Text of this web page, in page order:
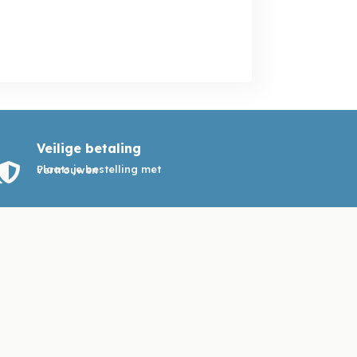
Veilige betaling
Plaats je bestelling met vertrouwen